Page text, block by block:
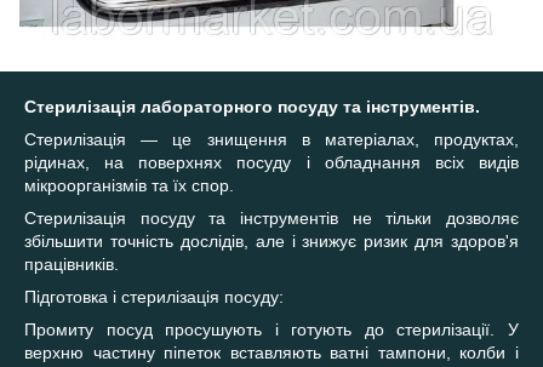
Стерилізація лабораторного посуду та інструментів.
Стерилізація — це знищення в матеріалах, продуктах,
рідинах, на поверхнях посуду і обладнання всіх видів
мікроорганізмів та їх спор.
Стерилізація посуду та інструментів не тільки дозволяє
збільшити точність дослідів, але і знижує ризик для здоров'я
працівників.
Підготовка і стерилізація посуду:
Промиту посуд просушують і готують до стерилізації. У
верхню частину піпеток вставляють ватні тампони, колби і